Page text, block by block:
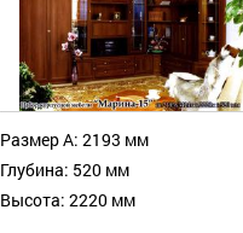
Размер А: 2193 мм
Глубина: 520 мм
Высота: 2220 мм